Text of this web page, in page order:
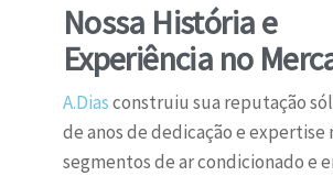
Nossa História e
Experiência no
A.Diasconstruiu sua reputação
de anos de dedicação e expertise
segmentos de ar condicionado e